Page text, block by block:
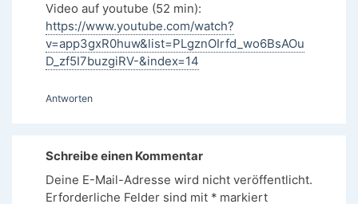
Video auf youtube (52 min):
https://www.youtube.com/watch?
v=app3gxR0huw&list=PLgznOIrfd_wo6BsAOu
D_zf5I7buzgiRV-&index=14
Antworten
Schreibe einen Kommentar
Deine E-Mail-Adresse wird nicht veröffentlicht.
Erforderliche Felder sind mit *markiert